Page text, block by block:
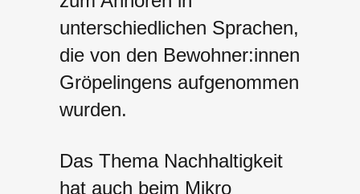
unterschiedlichen Sprachen,
die von den Bewohner:innen
Gröpelingens aufgenommen
wurden.
Das Thema Nachhaltigkeit
hat auch beim Mikro